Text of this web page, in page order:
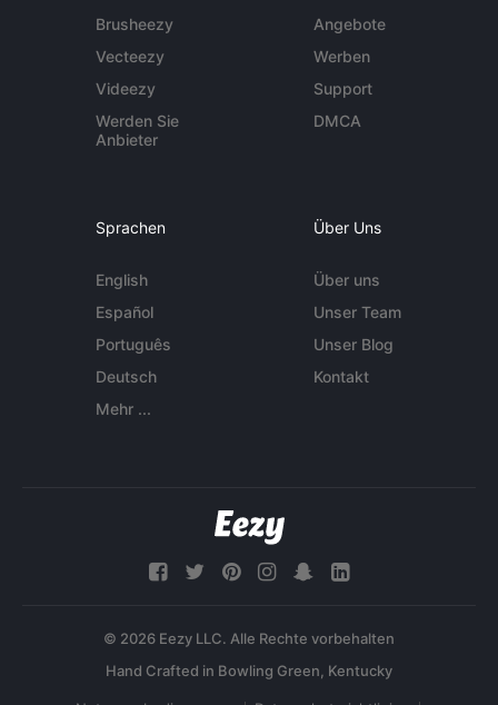
Brusheezy
Vecteezy
Videezy
Werden Sie
Anbieter
Angebote
Werben
Support
DMCA
Sprachen
English
Español
Português
Deutsch
Mehr ...
Über Uns
Über uns
Unser Team
Unser Blog
Kontakt
© 2026 Eezy LLC. Alle Rechte vorbehalten